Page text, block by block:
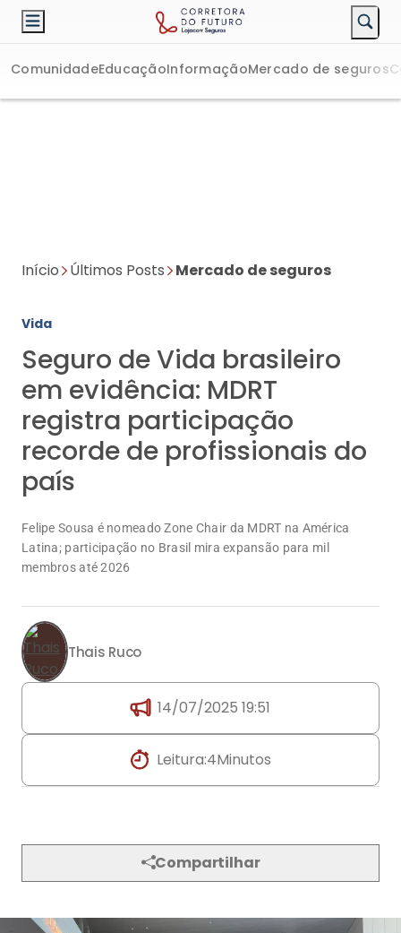
ComunidadeEducaçãoInformaçãoMercado de seguros
em evidência: MDRT
recorde de profissionais do
país
Felipe Sousa é nomeado Zone Chair da MDRT na América
Latina; participação no Brasil mira expansão para mil
membros até 2026
Thais Ruco
Compartilhar